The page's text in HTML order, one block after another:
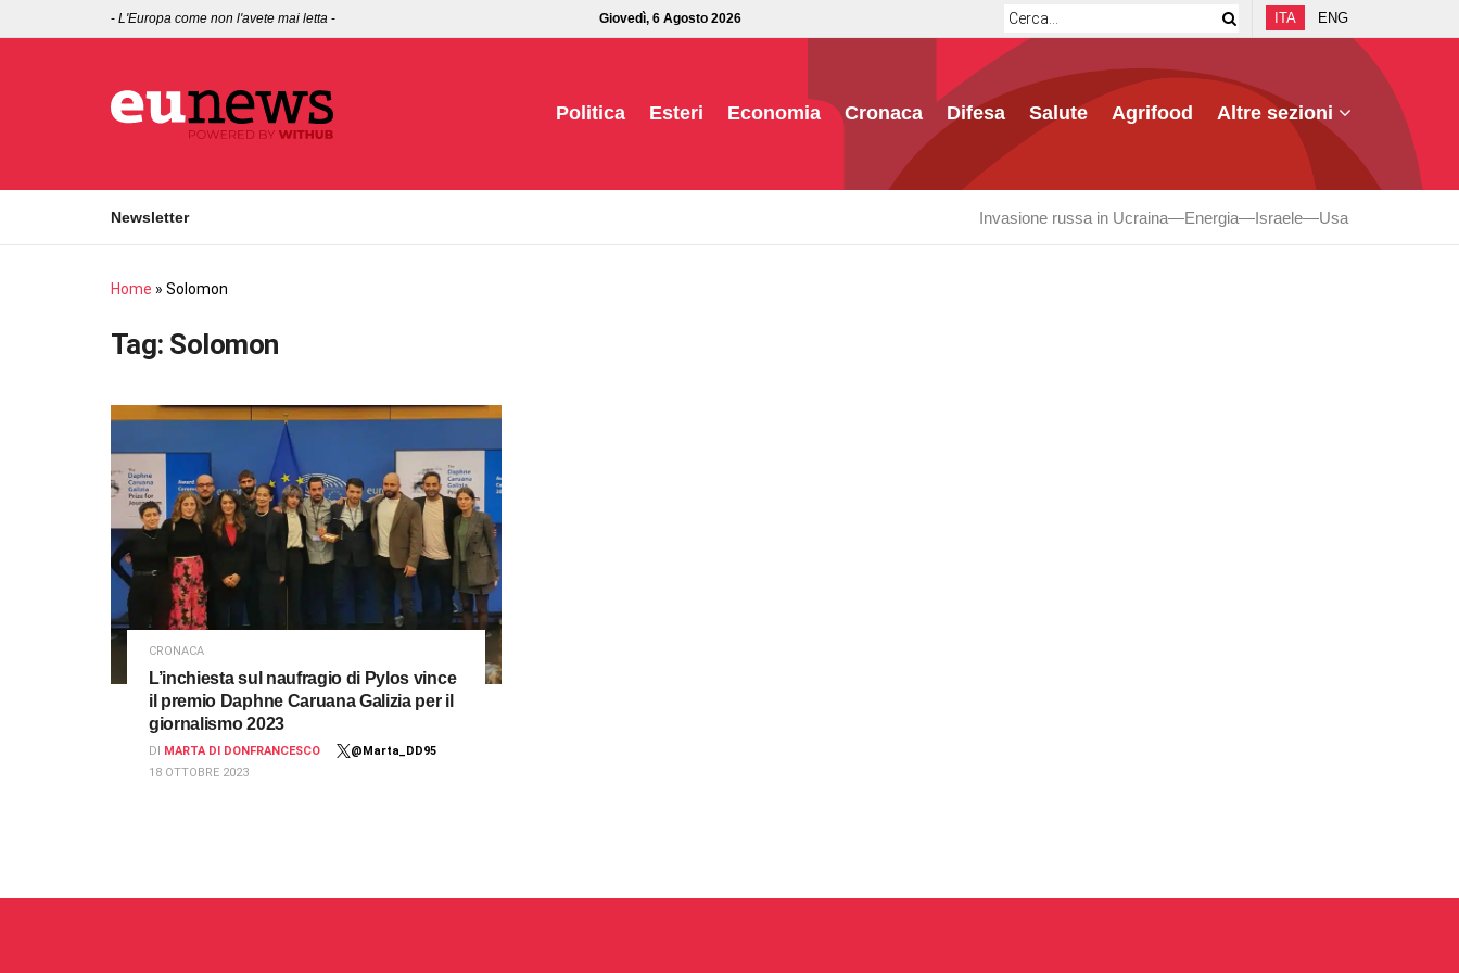
- L'Europa come non l'avete mai letta - Giovedì, 6 Agosto 2026 ITA ENG
Politica Esteri Economia Cronaca Difesa Salute Agrifood Altre sezioni
Newsletter Invasione russa in Ucraina Energia Israele Usa
Home » Solomon
Tag: Solomon
CRONACA
L’inchiesta sul naufragio di Pylos vince
il premio Daphne Caruana Galizia per il
giornalismo 2023
DI MARTA DI DONFRANCESCO
@Marta_DD95
18 OTTOBRE 2023